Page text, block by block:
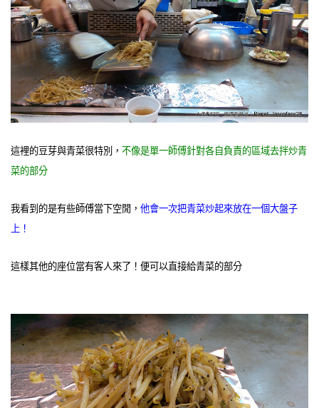
這裡的豆芽與青菜很特別， 不像是單一師傅針對各自負責的區域去拌炒青
菜的部分
我看到的是有些師傅當下空閒， 他會一次把青菜炒起來放在一個大盤子
上！
這樣其他的座位當有客人來了！便可以直接給青菜的部分